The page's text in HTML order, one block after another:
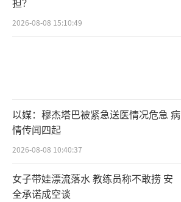
2026-08-08 15:10:49
以媒：穆杰塔巴被紧急送医情况危急 病
情传闻四起
2026-08-08 10:40:37
女子带娃漂流落水 教练员称不敢捞 安
全承诺成空谈